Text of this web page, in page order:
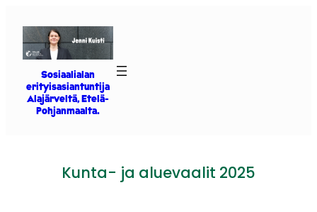
sisältöön
Sosiaalialan
erityisasiantuntija
Alajärveltä, Etelä-
Pohjanmaalta.
Kunta- ja aluevaalit 2025